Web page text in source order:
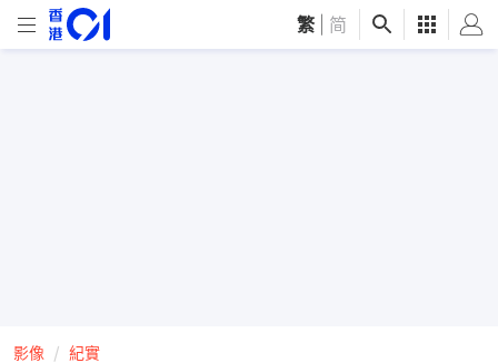
繁 简
影像 紀實